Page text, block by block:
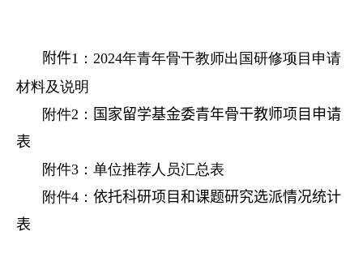
附件1： 2024年青年骨干教师出国研修项目申请
材料及说明
附件2： 国家留学基金委青年骨干教师项目申请
表
附件3： 单位推荐人员汇总表
附件4： 依托科研项目和课题研究选派情况统计
表